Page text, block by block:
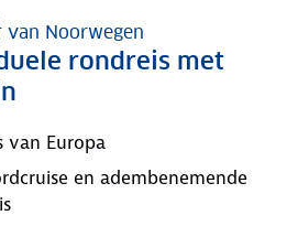
van Noorwegen
rondreis met
van Europa
en adembenemende